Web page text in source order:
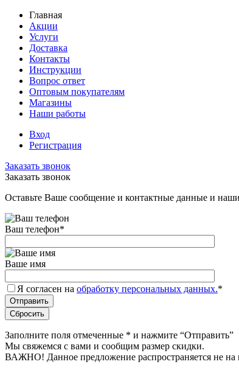
Главная
Акции
Услуги
Доставка
Контакты
Инструкции
Вопрос ответ
Оптовым покупателям
Магазины
Наши работы
Вход
Регистрация
Заказать звонок
Заказать звонок
Оставьте Ваше сообщение и контактные данные и
Ваш телефон*
Ваше имя
Я согласен на обработку персональных данных.*
Заполните поля отмеченные * и нажмите “Отправить”
Мы свяжемся с вами и сообщим размер скидки.
ВАЖНО! Данное предложение распространяется не на